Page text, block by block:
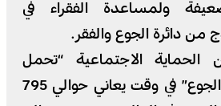
ولمساعدة الفقراء في
من دائرة الجوع والفقر.
الحماية الاجتماعية “تحمل
المفتاح لمكافحة الجوع” في وقت يعاني حوالي 795